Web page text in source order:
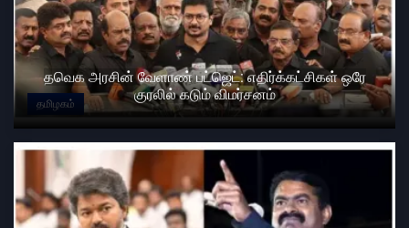
தமிழகம்
தவெக அரசின் வேளாண் பட்ஜெட்: எதிர்க்கட்சிகள் ஒரே
குரலில் கடும் விமர்சனம்